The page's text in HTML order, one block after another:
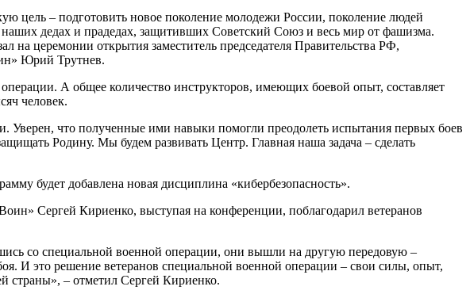
цель – подготовить новое поколение молодежи России, поколение людей
дедах и прадедах, защитивших Советский Союз и весь мир от фашизма.
на церемонии открытия заместитель председателя Правительства РФ,
Юрий Трутнев.
А общее количество инструкторов, имеющих боевой опыт, составляет
человек.
что полученные ими навыки помогли преодолеть испытания первых боев
Родину. Мы будем развивать Центр. Главная наша задача – сделать
будет добавлена новая дисциплина «кибербезопасность».
Сергей Кириенко, выступая на конференции, поблагодарил ветеранов
со специальной военной операции, они вышли на другую передовую –
И это решение ветеранов специальной военной операции – свои силы, опыт,
страны», – отметил Сергей Кириенко.